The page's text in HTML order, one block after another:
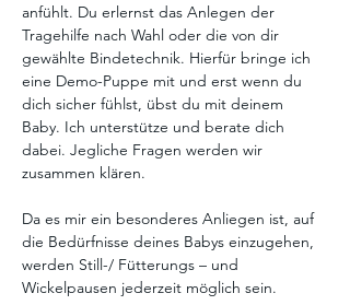
anfühlt. Du erlernst das Anlegen der
Tragehilfe nach Wahl oder die von dir
gewählte Bindetechnik. Hierfür bringe ich
eine Demo-Puppe mit und erst wenn du
dich sicher fühlst, übst du mit deinem
Baby. Ich unterstütze und berate dich
dabei. Jegliche Fragen werden wir
zusammen klären.
Da es mir ein besonderes Anliegen ist, auf
die Bedürfnisse deines Babys einzugehen,
werden Still-/ Fütterungs – und
Wickelpausen jederzeit möglich sein.